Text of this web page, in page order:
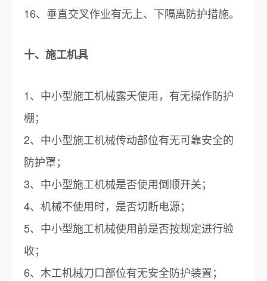
16、垂直交叉作业有无上、下隔离防护措施。
十、施工机具
1、中小型施工机械露天使用，有无操作防护
棚；
2、中小型施工机械传动部位有无可靠安全的
防护罩；
3、中小型施工机械是否使用倒顺开关；
4、机械不使用时，是否切断电源；
5、中小型施工机械使用前是否按规定进行验
收；
6、木工机械刀口部位有无安全防护装置；